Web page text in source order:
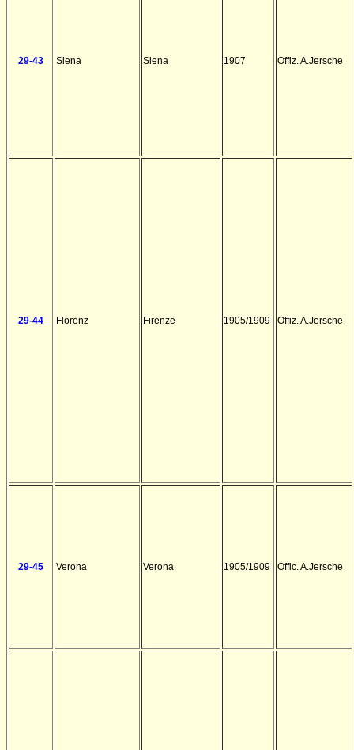
29-43 Siena Siena 1907 Offiz. A.Jersche
29-44 Florenz Firenze 1905/1909 Offiz. A.Jersche
29-45 Verona Verona 1905/1909 Offic. A.Jersche